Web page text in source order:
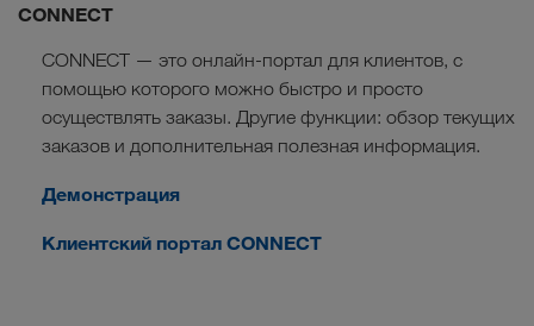
CONNECT
CONNECT — это онлайн-портал для клиентов, с
помощью которого можно быстро и просто
осуществлять заказы. Другие функции: обзор текущих
заказов и дополнительная полезная информация.
Демонстрация
Клиентский портал CONNECT